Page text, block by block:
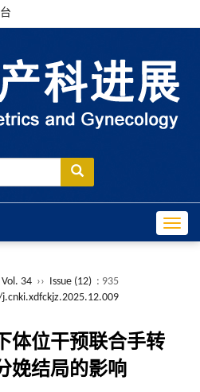
34 ›› Issue (12) : 935
体位干预联合手转
娩结局的影响